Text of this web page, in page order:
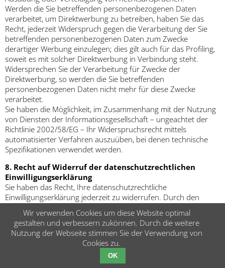
Werden die Sie betreffenden personenbezogenen Daten
verarbeitet, um Direktwerbung zu betreiben, haben Sie das
Recht, jederzeit Widerspruch gegen die Verarbeitung der Sie
betreffenden personenbezogenen Daten zum Zwecke
derartiger Werbung einzulegen; dies gilt auch für das Profiling,
soweit es mit solcher Direktwerbung in Verbindung steht.
Widersprechen Sie der Verarbeitung für Zwecke der
Direktwerbung, so werden die Sie betreffenden
personenbezogenen Daten nicht mehr für diese Zwecke
verarbeitet.
Sie haben die Möglichkeit, im Zusammenhang mit der Nutzung
von Diensten der Informationsgesellschaft – ungeachtet der
Richtlinie 2002/58/EG – Ihr Widerspruchsrecht mittels
automatisierter Verfahren auszuüben, bei denen technische
Spezifikationen verwendet werden.
8. Recht auf Widerruf der datenschutzrechtlichen
Einwilligungserklärung
Sie haben das Recht, Ihre datenschutzrechtliche
Einwilligungserklärung jederzeit zu widerrufen. Durch den
Widerruf der Einwilligung wird die Rechtmäßigkeit der aufgrund
der Einwilligung bis zum Widerruf erfolgten Verarbeitung nicht
berührt.
9. Automatisierte Entscheidung im Einzelfall
Sie haben das Recht, nicht einer ausschließlich auf einer
Wir verwenden Cookies um diese Website optimal
gestalten und verbessern zukönnen. Durch die weitere
Nutzung der Webseite stimmen Sie der Verwendung von
Cookies zu.
OK